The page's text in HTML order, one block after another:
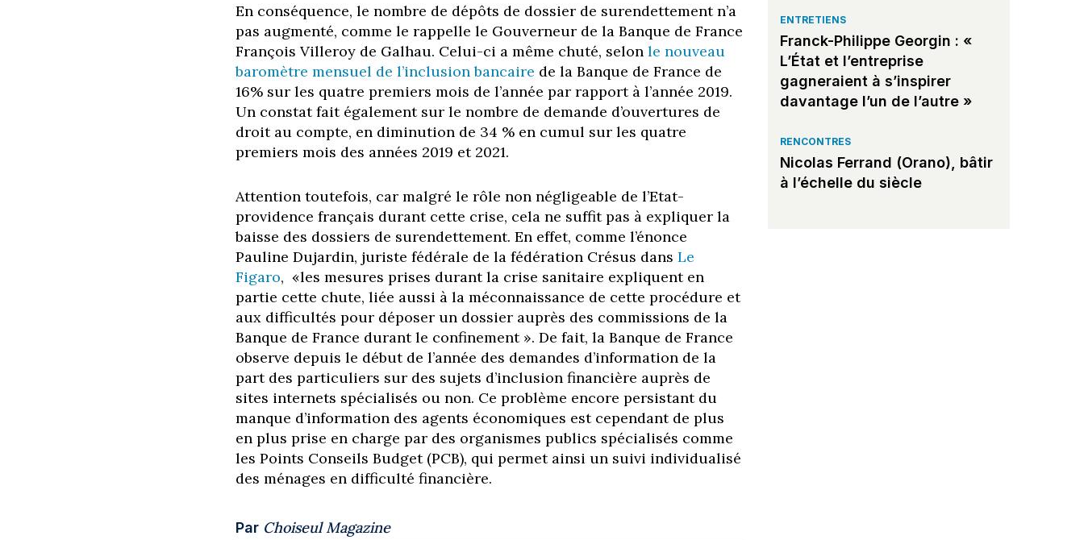
En conséquence, le nombre de dépôts de dossier de surendettement n’a
pas augmenté, comme le rappelle le Gouverneur de la Banque de France
François Villeroy de Galhau. Celui-ci a même chuté, selon le nouveau
baromètre mensuel de l’inclusion bancaire de la Banque de France de
16% sur les quatre premiers mois de l’année par rapport à l’année 2019.
Un constat fait également sur le nombre de demande d’ouvertures de
droit au compte, en diminution de 34 % en cumul sur les quatre
premiers mois des années 2019 et 2021.
Attention toutefois, car malgré le rôle non négligeable de l’Etat-
providence français durant cette crise, cela ne suffit pas à expliquer la
baisse des dossiers de surendettement. En effet, comme l’énonce
Pauline Dujardin, juriste fédérale de la fédération Crésus dans Le
Figaro, «les mesures prises durant la crise sanitaire expliquent en
partie cette chute, liée aussi à la méconnaissance de cette procédure et
aux difficultés pour déposer un dossier auprès des commissions de la
Banque de France durant le confinement ». De fait, la Banque de France
observe depuis le début de l’année des demandes d’information de la
part des particuliers sur des sujets d’inclusion financière auprès de
sites internets spécialisés ou non. Ce problème encore persistant du
manque d’information des agents économiques est cependant de plus
en plus prise en charge par des organismes publics spécialisés comme
les Points Conseils Budget (PCB), qui permet ainsi un suivi individualisé
des ménages en difficulté financière.
Par Choiseul Magazine
ENTRETIENS
Franck-Philippe Georgin : «
L’État et l’entreprise
gagneraient à s’inspirer
davantage l’un de l’autre »
RENCONTRES
Nicolas Ferrand (Orano), bâtir
à l’échelle du siècle